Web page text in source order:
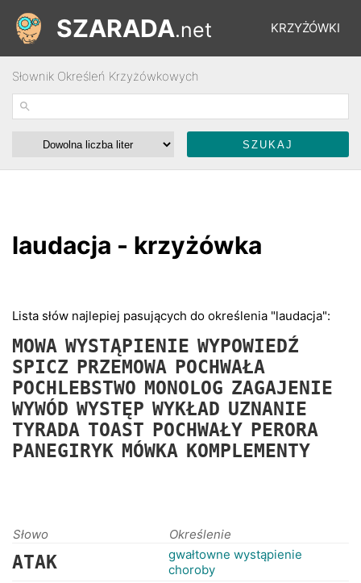
KRZYŻÓWKI
ŁAMIGŁÓWKI
FORUM
SZARADA.net
Słownik Określeń Krzyżówkowych
laudacja - krzyżówka
Lista słów najlepiej pasujących do określenia "laudacja":
MOWA WYSTĄPIENIE WYPOWIEDŹ
SPICZ PRZEMOWA POCHWAŁA
POCHLEBSTWO MONOLOG ZAGAJENIE
WYWÓD WYSTĘP WYKŁAD UZNANIE
TYRADA TOAST POCHWAŁY PERORA
PANEGIRYK MÓWKA KOMPLEMENTY
Słowo Określenie
ATAK
gwałtowne wystąpienie
choroby